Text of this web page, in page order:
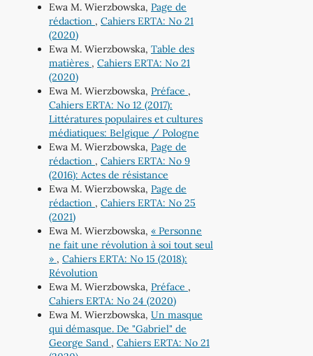
Ewa M. Wierzbowska, Page de
rédaction , Cahiers ERTA: No 21
(2020)
Ewa M. Wierzbowska, Table des
matières , Cahiers ERTA: No 21
(2020)
Ewa M. Wierzbowska, Préface ,
Cahiers ERTA: No 12 (2017):
Littératures populaires et cultures
médiatiques: Belgique / Pologne
Ewa M. Wierzbowska, Page de
rédaction , Cahiers ERTA: No 9
(2016): Actes de résistance
Ewa M. Wierzbowska, Page de
rédaction , Cahiers ERTA: No 25
(2021)
Ewa M. Wierzbowska, « Personne
ne fait une révolution à soi tout seul
» , Cahiers ERTA: No 15 (2018):
Révolution
Ewa M. Wierzbowska, Préface ,
Cahiers ERTA: No 24 (2020)
Ewa M. Wierzbowska, Un masque
qui démasque. De "Gabriel" de
George Sand , Cahiers ERTA: No 21